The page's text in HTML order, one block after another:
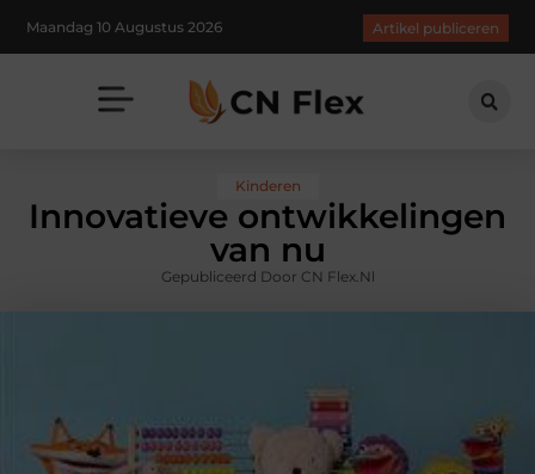
Maandag 10 Augustus 2026 Artikel publiceren
Kinderen
Innovatieve ontwikkelingen
van nu
Gepubliceerd Door CN Flex.nl